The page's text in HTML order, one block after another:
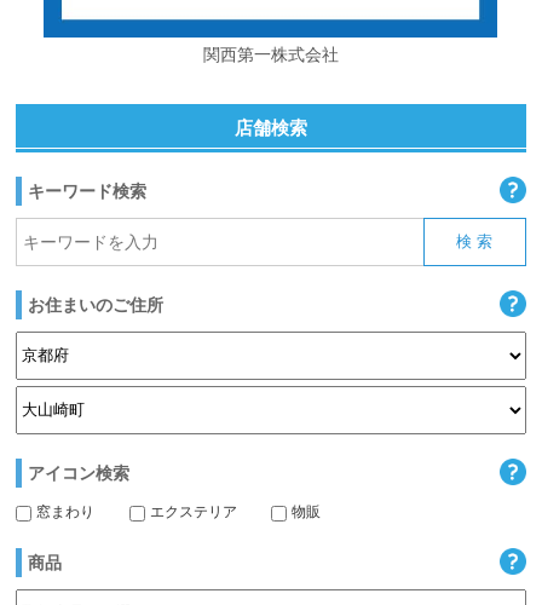
関西第一株式会社
店舗検索
キーワード検索
お住まいのご住所
アイコン検索
窓まわり エクステリア 物販
商品